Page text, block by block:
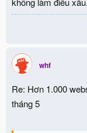
whf
Re: Hơn 1.000
tháng 5